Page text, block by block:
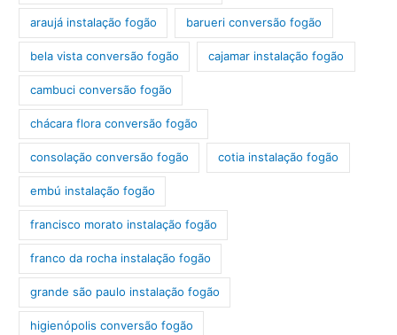
araujá instalação fogão barueri conversão fogão
bela vista conversão fogão cajamar instalação fogão
cambuci conversão fogão
chácara flora conversão fogão
consolação conversão fogão cotia instalação fogão
embú instalação fogão
francisco morato instalação fogão
franco da rocha instalação fogão
grande são paulo instalação fogão
higienópolis conversão fogão